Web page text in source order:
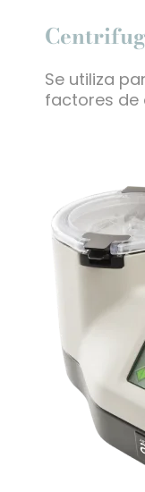
Se utiliza
factores de